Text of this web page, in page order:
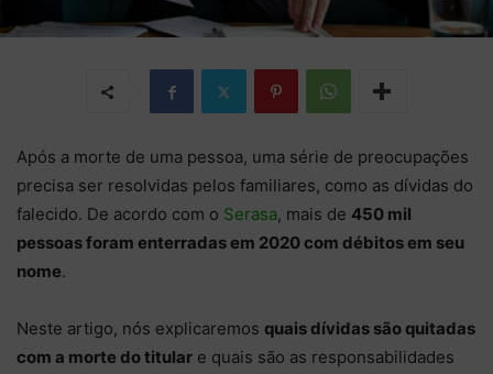
Após a morte de uma pessoa, uma série de preocupações
precisa ser resolvidas pelos familiares, como as dívidas do
falecido. De acordo com o Serasa, mais de 450 mil
pessoas foram enterradas em 2020 com débitos em seu
nome.
Neste artigo, nós explicaremos quais dívidas são quitadas
com a morte do titular e quais são as responsabilidades